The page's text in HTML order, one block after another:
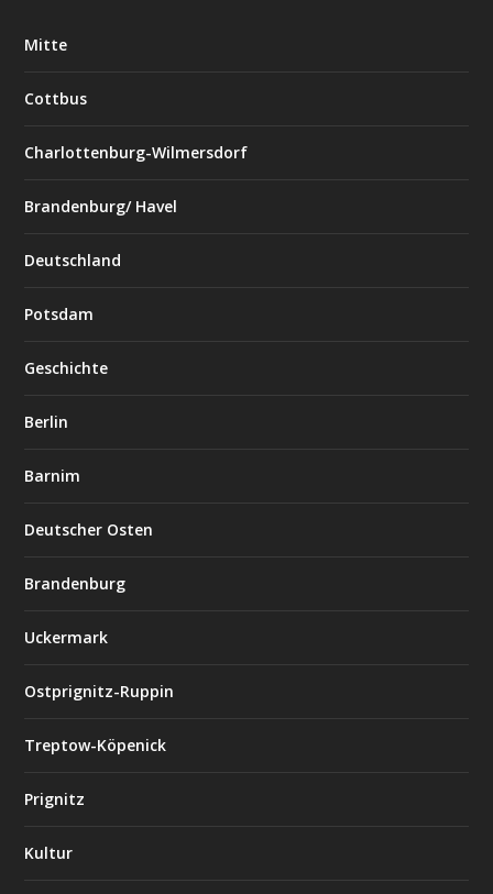
Mitte
Cottbus
Charlottenburg-Wilmersdorf
Brandenburg/ Havel
Deutschland
Potsdam
Geschichte
Berlin
Barnim
Deutscher Osten
Brandenburg
Uckermark
Ostprignitz-Ruppin
Treptow-Köpenick
Prignitz
Kultur